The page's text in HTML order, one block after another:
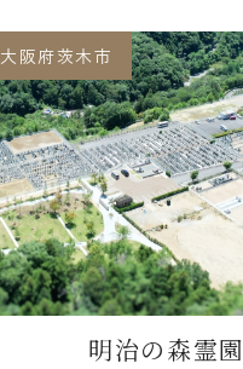
大阪府茨木市
明治の森霊園